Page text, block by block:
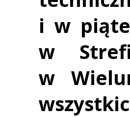
i w
w
w